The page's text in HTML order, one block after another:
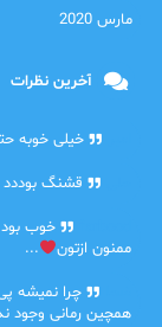
مارس 2020
آخرین نظرات
خیلی خوبه
قشنگ
خوب
ممنون ازتون
...
چرا نمیشه
همچین رمانی وجود